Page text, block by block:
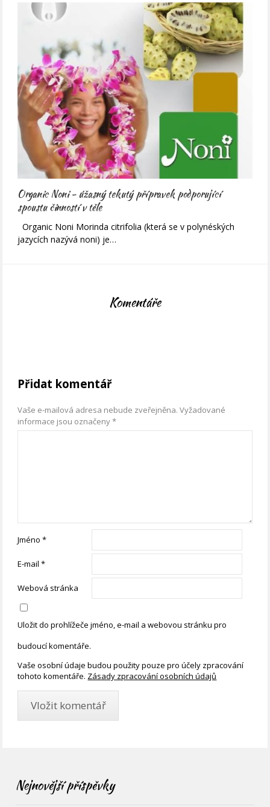
Organic Noni - úžasný tekutý přípravek podporující
spoustu činností v těle
Organic Noni Morinda citrifolia (která se v polynéských
jazycích nazývá noni) je…
Komentáře
Přidat komentář
Vaše e-mailová adresa nebude zveřejněna. Vyžadované
informace jsou označeny*
Jméno*
E-mail*
Webová stránka
Uložit do prohlížeče jméno, e-mail a webovou stránku pro
budoucí komentáře.
Vaše osobní údaje budou použity pouze pro účely zpracování
tohoto komentáře. Zásady zpracování osobních údajů
Nejnovější příspěvky